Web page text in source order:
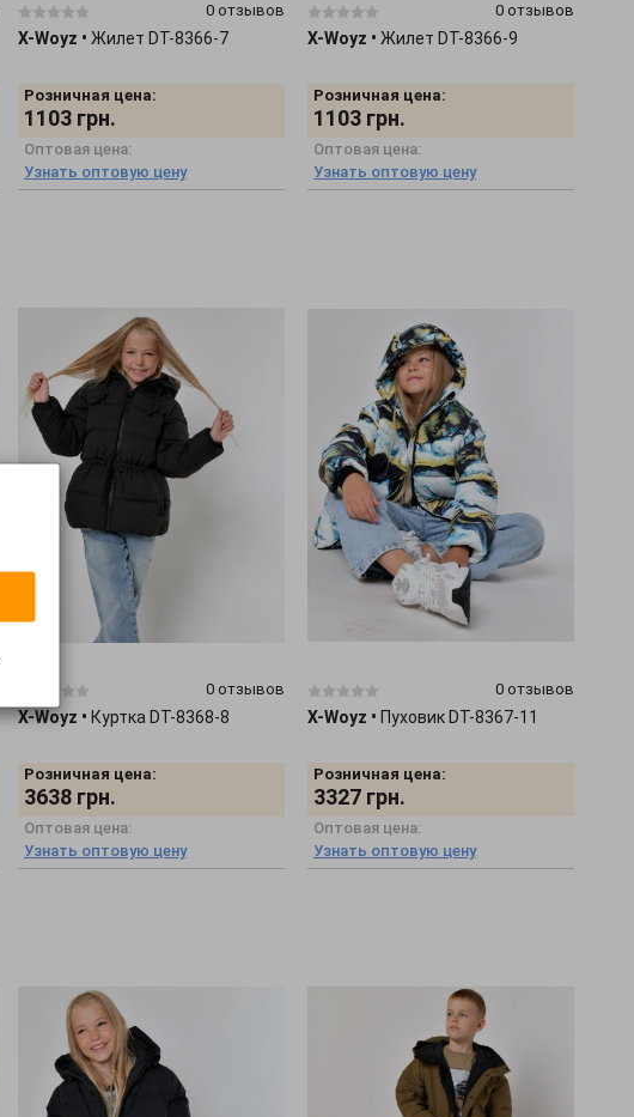
0 отзывов
X-Woyz • Жилет DT-8366-7
Розничная цена:
1103 грн.
Оптовая цена:
Узнать оптовую цену
0 отзывов
X-Woyz • Жилет DT-8366-9
Розничная цена:
1103 грн.
Оптовая цена:
Узнать оптовую цену
0 отзывов
X-Woyz • Куртка DT-8368-8
Розничная цена:
3638 грн.
Оптовая цена:
Узнать оптовую цену
0 отзывов
X-Woyz • Пуховик DT-8367-11
Розничная цена:
3327 грн.
Оптовая цена:
Узнать оптовую цену